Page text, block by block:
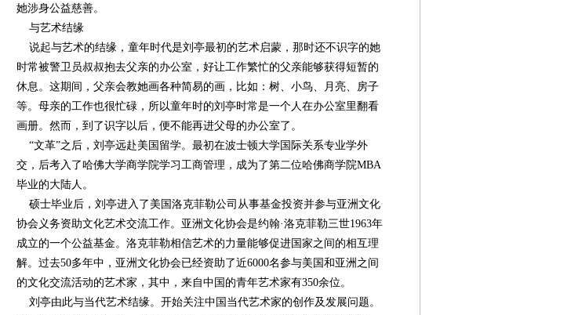
第05版
新闻
第06版
她涉身公益慈善。
与艺术结缘
说起与艺术的结缘，童年时代是刘亭最初的艺术启蒙，那时还不识字的她
时常被警卫员叔叔抱去父亲的办公室，好让工作繁忙的父亲能够获得短暂的
休息。这期间，父亲会教她画各种简易的画，比如：树、小鸟、月亮、房子
等。母亲的工作也很忙碌，所以童年时的刘亭时常是一个人在办公室里翻看
画册。然而，到了识字以后，便不能再进父母的办公室了。
“文革”之后，刘亭远赴美国留学。最初在波士顿大学国际关系专业学外
交，后考入了哈佛大学商学院学习工商管理，成为了第二位哈佛商学院MBA
毕业的大陆人。
硕士毕业后，刘亭进入了美国洛克菲勒公司从事基金投资并参与亚洲文化
协会义务资助文化艺术交流工作。亚洲文化协会是约翰·洛克菲勒三世1963年
成立的一个公益基金。洛克菲勒相信艺术的力量能够促进国家之间的相互理
解。过去50多年中，亚洲文化协会已经资助了近6000名参与美国和亚洲之间
的文化交流活动的艺术家，其中，来自中国的青年艺术家有350余位。
刘亭由此与当代艺术结缘。开始关注中国当代艺术家的创作及发展问题。